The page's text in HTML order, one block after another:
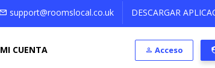
support@roomslocal.co.uk DESCARGAR
MI CUENTA Acceso